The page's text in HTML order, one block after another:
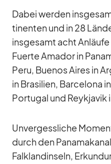
Da­bei wer­den
ti­nen­ten und in 28
ins­ge­samt acht
Fuerte Ama­dor in
Peru, Bue­nos Ai­res in
in Bra­si­lien, Bar­ce­lona
Por­tu­gal und Reykja­vik
Un­ver­gess­li­che
durch den
Falk­land­in­seln,